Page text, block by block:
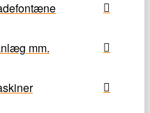
mm.